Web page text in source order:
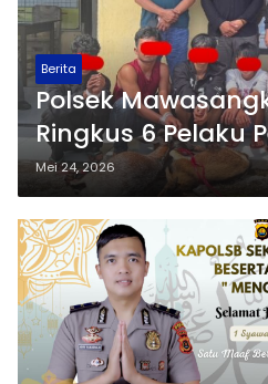
Berita
Polsek
Ringkus 6 Pelaku
Kambing
Mei 24, 2026